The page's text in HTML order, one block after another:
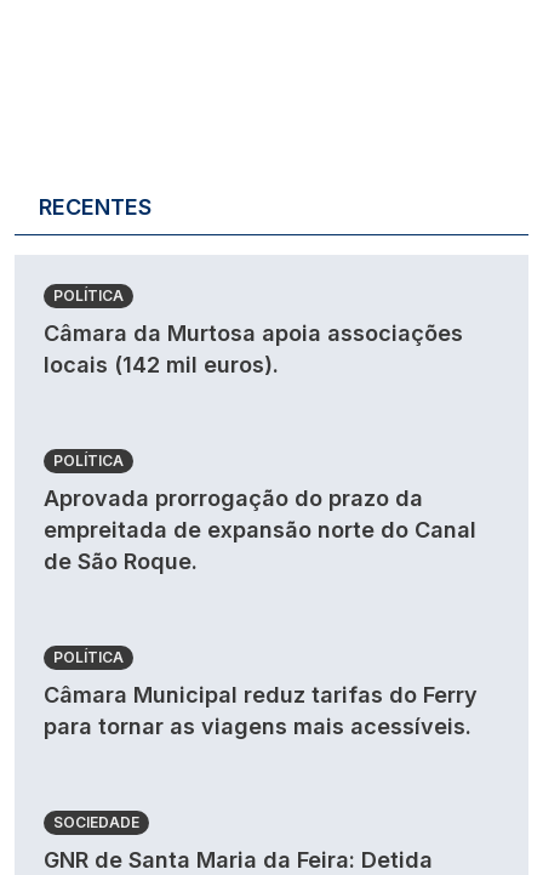
RECENTES
POLÍTICA
Câmara da Murtosa apoia associações
locais (142 mil euros).
POLÍTICA
Aprovada prorrogação do prazo da
empreitada de expansão norte do Canal
de São Roque.
POLÍTICA
Câmara Municipal reduz tarifas do Ferry
para tornar as viagens mais acessíveis.
SOCIEDADE
GNR de Santa Maria da Feira: Detida